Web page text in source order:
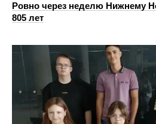
Ровно через неделю Нижнему
805 лет